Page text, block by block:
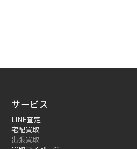
サービス
LINE査定
宅配買取
出張買取